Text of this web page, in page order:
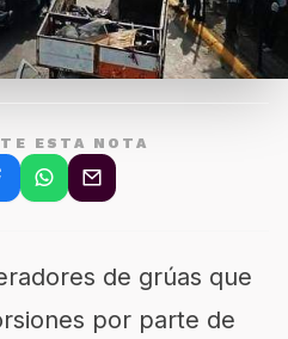
ESTA NOTA
de grúas que
por parte de